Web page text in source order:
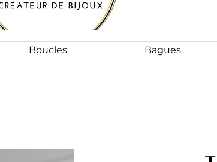
Boucles Bagues